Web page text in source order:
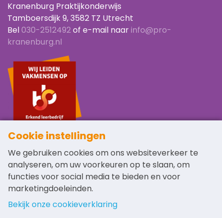
Cookie instellingen
We gebruiken cookies om ons websiteverkeer te
analyseren, om uw voorkeuren op te slaan, om
functies voor social media te bieden en voor
marketingdoeleinden.
Bekijk onze cookieverklaring
Kranenburg Praktijkonderwijs
Tamboersdijk 9, 3582 TZ Utrecht
Bel030-2512492of e-mail naarinfo@pro-
kranenburg.nl
Navigatie
Home
De school
Groep 8
Opleidingen
Links
Schoolgids
Ouders
Vacatures